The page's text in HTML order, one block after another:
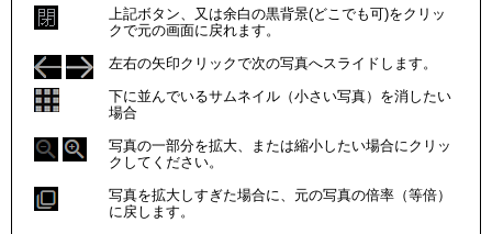
上記ボタン、又は余白の黒背景(どこでも可)をクリッ
クで元の画面に戻れます。
左右の矢印クリックで次の写真へスライドします。
下に並んでいるサムネイル（小さい写真）を消したい
場合
写真の一部分を拡大、または縮小したい場合にクリッ
クしてください。
写真を拡大しすぎた場合に、元の写真の倍率（等倍）
に戻します。